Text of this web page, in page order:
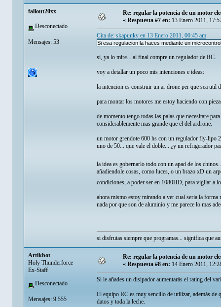
fallout20xx
Desconectado
Mensajes: 53
Re: regular la potencia de un motor
« Respuesta #7 en: 13 Enero 2011,
Cita de: skapunky en 13 Enero 2011, 00:45 am
Si esa regulacion la haces mediante un
si, ya lo mire... al final compre un regulador de RC.
voy a detallar un poco mis intenciones e ideas:
la intencion es construir un ar drone per que sea util
para montar los motores me estoy haciendo con
de momento tengo todas las palas que necesitare
considerablemente mas grande que el del ardrone.
un motor grendote 600 hs con un regulador fly-lipo
uno de 50... que vale el doble... ¿y un refrigerador
la idea es gobernarlo todo con un apad de los
añadiendole cosas, como luces, o un brazo xD un
condiciones, a poder ser en 1080HD, para vigilar a
ahora mismo estoy mirando a ver cual seria la
nada por que son de aluminio y me parece lo mas
si disfrutas siempre que programas... significa que
Artikbot
Holy Thunderforce
Ex-Staff
Desconectado
Mensajes: 9.555
Re: regular la potencia de un motor
«Respuesta #8 en:14 Enero 2011,
Si le añades un disipador aumentarás el rating del
El equipo RC es muy sencillo de utilizar, además de
datos y toda la leche.